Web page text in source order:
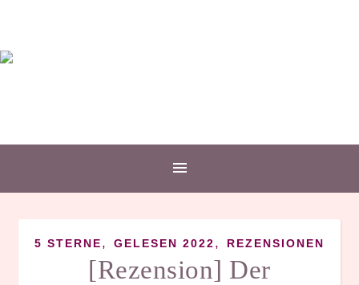
5 STERNE, GELESEN 2022, REZENSIONEN
[Rezension] Der